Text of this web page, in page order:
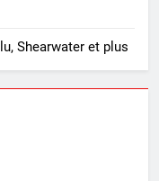
Shearwater et plus